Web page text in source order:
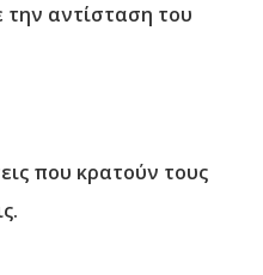
την αντίσταση του
που κρατούν τους